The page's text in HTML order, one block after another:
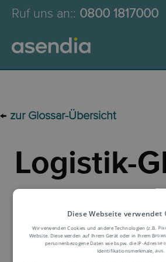
Ruf uns an:: 0800 1817000
← zur Glossar-Übersicht
Logistik-
Diese Webseite verwendet
Wir verwenden Cookies und andere Technologien (z.B.
Website. Diese werden auf Ihrem Gerät oder in Ihrem
personenbezogene Daten wie bspw. die IP-Adresse
Identifikationsmerkmale, aus.